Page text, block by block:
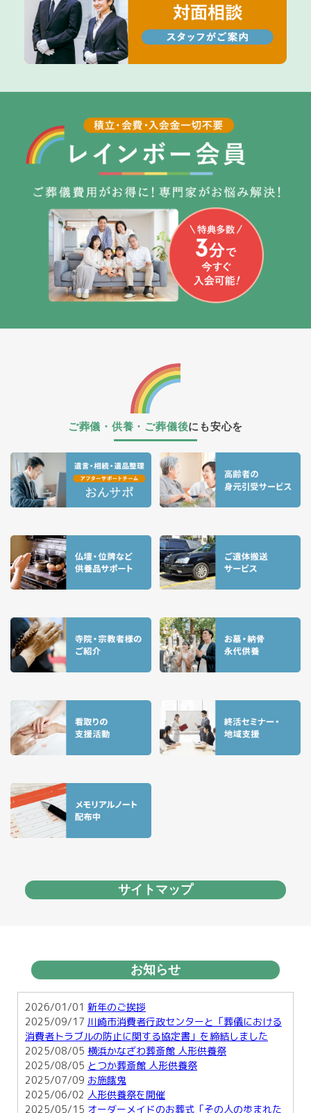
ご葬儀・供養・ご葬儀後にも安心を
サイトマップ
お知らせ
2026/01/01 新年のご挨拶
2025/09/17 川崎市消費者行政センターと「葬儀における
消費者トラブルの防止に関する協定書」を締結しました
2025/08/05 横浜かなざわ葬斎館 人形供養祭
2025/08/05 とつか葬斎館 人形供養祭
2025/07/09 お施餓鬼
2025/06/02 人形供養祭を開催
2025/05/15 オーダーメイドのお葬式「その人の歩まれた